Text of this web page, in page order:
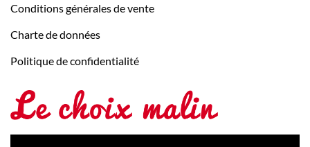
Conditions générales de vente
Charte de données
Politique de confidentialité